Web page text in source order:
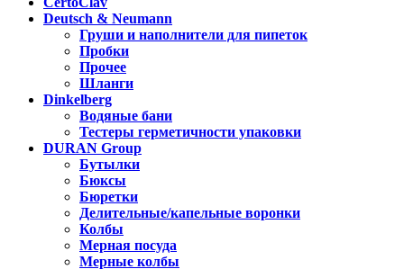
Deutsch & Neumann
Груши и наполнители для пипеток
Пробки
Прочее
Шланги
Dinkelberg
Водяные бани
Тестеры герметичности упаковки
DURAN Group
Бутылки
Бюксы
Бюретки
Делительные/капельные воронки
Колбы
Мерная посуда
Мерные колбы